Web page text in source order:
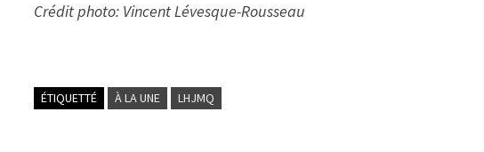
Crédit photo: Vincent Lévesque-Rousseau
ÉTIQUETTÉ À LA UNE LHJMQ